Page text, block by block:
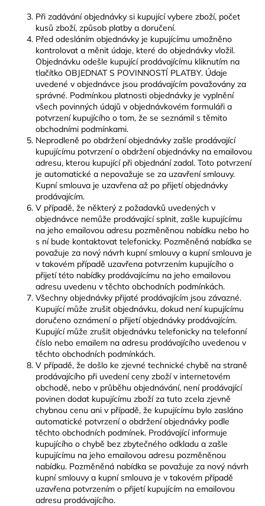
Při zadávání objednávky si kupující vybere zboží, počet
kusů zboží, způsob platby a doručení.
Před odesláním objednávky je kupujícímu umožněno
kontrolovat a měnit údaje, které do objednávky vložil.
Objednávku odešle kupující prodávajícímu kliknutím na
tlačítko OBJEDNAT S POVINNOSTÍ PLATBY. Údaje
uvedené v objednávce jsou prodávajícím považovány za
správné. Podmínkou platnosti objednávky je vyplnění
všech povinných údajů v objednávkovém formuláři a
potvrzení kupujícího o tom, že se seznámil s těmito
obchodními podmínkami.
Neprodleně po obdržení objednávky zašle prodávající
kupujícímu potvrzení o obdržení objednávky na emailovou
adresu, kterou kupující při objednání zadal. Toto potvrzení
je automatické a nepovažuje se za uzavření smlouvy.
Kupní smlouva je uzavřena až po přijetí objednávky
prodávajícím.
V případě, že některý z požadavků uvedených v
objednávce nemůže prodávající splnit, zašle kupujícímu
na jeho emailovou adresu pozměněnou nabídku nebo ho
s ní bude kontaktovat telefonicky. Pozměněná nabídka se
považuje za nový návrh kupní smlouvy a kupní smlouva je
v takovém případě uzavřena potvrzením kupujícího o
přijetí této nabídky prodávajícímu na jeho emailovou
adresu uvedenu v těchto obchodních podmínkách.
Všechny objednávky přijaté prodávajícím jsou závazné.
Kupující může zrušit objednávku, dokud není kupujícímu
doručeno oznámení o přijetí objednávky prodávajícím.
Kupující může zrušit objednávku telefonicky na telefonní
číslo nebo emailem na adresu prodávajícího uvedenou v
těchto obchodních podmínkách.
V případě, že došlo ke zjevné technické chybě na straně
prodávajícího při uvedení ceny zboží v internetovém
obchodě, nebo v průběhu objednávání, není prodávající
povinen dodat kupujícímu zboží za tuto zcela zjevně
chybnou cenu ani v případě, že kupujícímu bylo zasláno
automatické potvrzení o obdržení objednávky podle
těchto obchodních podmínek. Prodávající informuje
kupujícího o chybě bez zbytečného odkladu a zašle
kupujícímu na jeho emailovou adresu pozměněnou
nabídku. Pozměněná nabídka se považuje za nový návrh
kupní smlouvy a kupní smlouva je v takovém případě
uzavřena potvrzením o přijetí kupujícím na emailovou
adresu prodávajícího.